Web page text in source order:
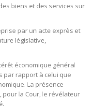
biens et des services sur
par un acte exprès et
législative,
économique général
par rapport à celui que
La présence
pour la Cour, le révélateur